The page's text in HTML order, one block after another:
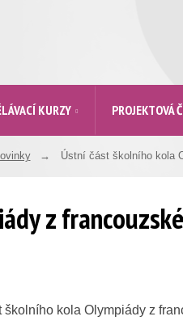
KURZY PROJEKTOVÁ
Ústní část školního kola
z
kola Olympiády z